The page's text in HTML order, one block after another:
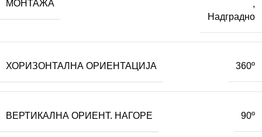
МОНТАЖА
,
Надградно
ХОРИЗОНТАЛНА ОРИЕНТАЦИЈА 360º
ВЕРТИКАЛНА ОРИЕНТ. НАГОРЕ 90º